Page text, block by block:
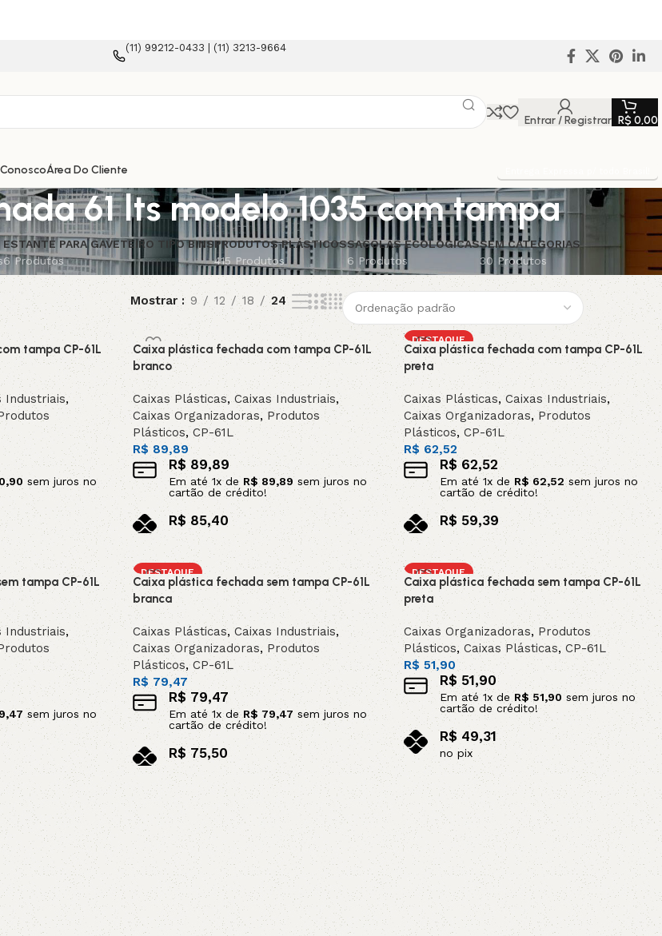
(11) 99212-0433 | (11) 3213-9664
Entrar / Registrar R$ 0,00
5VX AA AVX
BX C CC
PJ PK PK
SPZ
ZX
Área Do Cliente
61 lts modelo 1035 com tampa
ESTANTE PARA GAVETEIRO TIPO BINS
6 Produtos
PRODUTOS PLÁSTICOS
415 Produtos
SACOLAS ECOLÓGICAS
6 Produtos
SEM CATEGORIAS
30 Produtos
Mostrar 9 12 18 24
tampa CP-61L
Industriais,
sem juros no
Caixa plástica fechada com tampa CP-61L
branco
Caixas Plásticas,Caixas Industriais,
Caixas Organizadoras, Produtos
Plásticos, CP-61L
R$89,89
R$89,89
Em até1x de R$89,89sem juros no
cartão de crédito!
R$ 85,40
no pix
Adicionar ao carrinho
DESTAQUE
Caixa plástica fechada com tampa CP-61L
preta
Caixas Plásticas,Caixas Industriais,
Caixas Organizadoras,Produtos
Plásticos, CP-61L
R$ 62,52
R$62,52
Em até1x de R$62,52sem juros no
cartão de crédito!
R$ 59,39
no pix
Adicionar ao carrinho
tampa CP-61L
Industriais,
sem juros no
DESTAQUE
Caixa plástica fechada sem tampa CP-61L
branca
Caixas Plásticas,Caixas Industriais,
Caixas Organizadoras, Produtos
Plásticos,CP-61L
R$ 79,47
R$ 79,47
Em até1x deR$ 79,47 sem juros no
cartão de crédito!
R$ 75,50
no pix
Adicionar ao carrinho
DESTAQUE
Caixa plástica fechada sem tampa CP-61L
preta
Caixas Organizadoras, Produtos
Plásticos, Caixas Plásticas, CP-61L
R$ 51,90
R$ 51,90
Em até1x deR$51,90sem juros no
cartão de crédito!
R$49,31
no pix
Adicionar ao carrinho